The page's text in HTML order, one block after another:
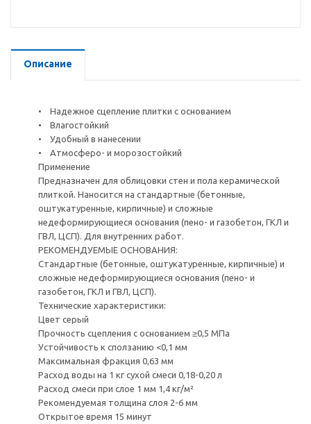
Описание
• Надежное сцепление плитки с основанием
• Влагостойкий
• Удобный в нанесении
• Атмосферо- и морозостойкий
Применение
Предназначен для облицовки стен и пола керамической
плиткой. Наносится на стандартные (бетонные,
оштукатуренные, кирпичные) и сложные
недеформирующиеся основания (пено- и газобетон, ГКЛ и
ГВЛ, ЦСП). Для внутренних работ.
РЕКОМЕНДУЕМЫЕ ОСНОВАНИЯ:
Стандартные (бетонные, оштукатуренные, кирпичные) и
сложные недеформирующиеся основания (пено- и
газобетон, ГКЛ и ГВЛ, ЦСП).
Технические характеристики:
Цвет серый
Прочность сцепления с основанием ≥0,5 МПа
Устойчивость к сползанию <0,1 мм
Максимальная фракция 0,63 мм
Расход воды на 1 кг сухой смеси 0,18-0,20 л
Расход смеси при слое 1 мм 1,4 кг/м²
Рекомендуемая толщина слоя 2-6 мм
Открытое время 15 минут